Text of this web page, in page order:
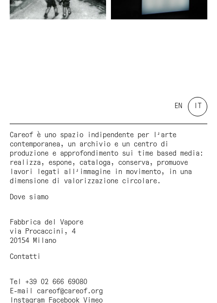
EN
Careof è uno spazio indipendente per l'arte
contemporanea, un archivio e un centro di
produzione e approfondimento sui time based media:
realizza, espone, cataloga, conserva, promuove
lavori legati all'immagine in movimento, in una
dimensione di valorizzazione circolare.
Dove siamo
Fabbrica del Vapore
via Procaccini, 4
20154 Milano
Contatti
Tel +39 02 666 69080
E-mail careof@careof.org
Instagram
Facebook Vimeo